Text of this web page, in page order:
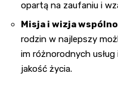
opartą na zaufaniu i
Misja i wizja
rodzin w najlepszy
im różnorodnych
jakość życia.